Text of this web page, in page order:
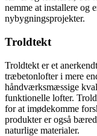
nemme at installere og
nybygningsprojekter.
Troldtekt
Troldtekt er et
træbetonlofter i mere
håndværksmæssige
funktionelle lofter.
for at imødekomme
produkter er også
naturlige materialer.